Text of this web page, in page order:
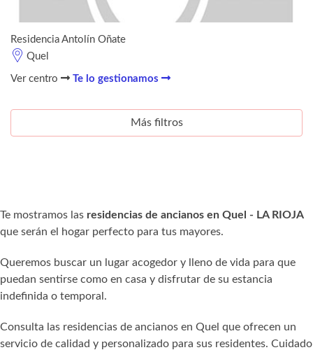
Residencia Antolín Oñate
Quel
Ver centro Te lo gestionamos
Más filtros
Te mostramos las residencias de ancianos en Quel - LA RIOJA
que serán el hogar perfecto para tus mayores.
Queremos buscar un lugar acogedor y lleno de vida para que
puedan sentirse como en casa y disfrutar de su estancia
indefinida o temporal.
Consulta las residencias de ancianos en Quel que ofrecen un
servicio de calidad y personalizado para sus residentes. Cuidado